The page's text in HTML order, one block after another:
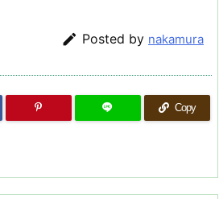
 Posted by nakamura
Copy